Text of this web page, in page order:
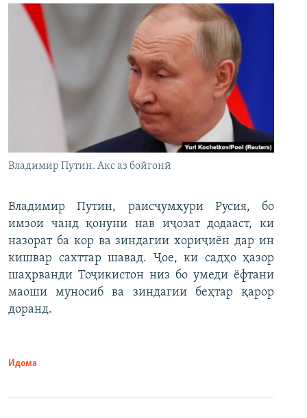
Владимир Путин. Акс аз бойгонӣ
Владимир Путин, раисҷумҳури Русия, бо
имзои чанд қонуни нав иҷозат додааст, ки
назорат ба кор ва зиндагии хориҷиён дар ин
кишвар сахттар шавад. Ҷое, ки садҳо ҳазор
шаҳрванди Тоҷикистон низ бо умеди ёфтани
маоши муносиб ва зиндагии беҳтар қарор
доранд.
Идома